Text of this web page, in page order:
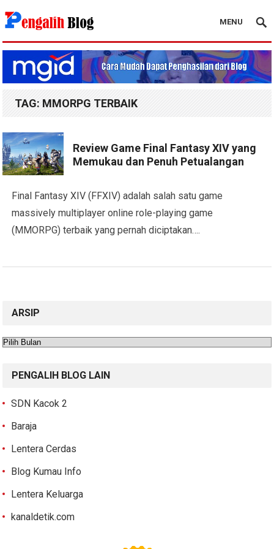
Pengalih Blog
MENU
TAG: MMORPG TERBAIK
Review Game Final Fantasy XIV yang
Memukau dan Penuh Petualangan
Final Fantasy XIV (FFXIV) adalah salah satu game
massively multiplayer online role-playing game
(MMORPG) terbaik yang pernah diciptakan….
ARSIP
Arsip
PENGALIH BLOG LAIN
SDN Kacok 2
Baraja
Lentera Cerdas
Blog Kumau Info
Lentera Keluarga
kanaldetik.com